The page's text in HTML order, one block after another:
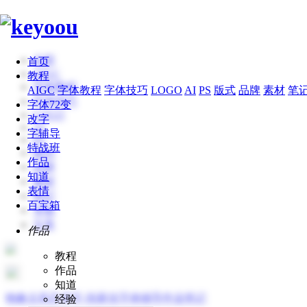
首页
教程
AIGC 字体教程 字体技巧 LOGO AI PS 版式 品牌 素材 笔
字体72变
改字
字辅导
特战班
作品
知道
表情
百宝箱
作品
教程
作品
知道
经验
全部
AIGC
字体教程
字体技巧
LOGO
AI
PS
版式
品牌
素材
笔记
专辑
文章
物象古风艺术字-张家佳字体辅导作业笔记